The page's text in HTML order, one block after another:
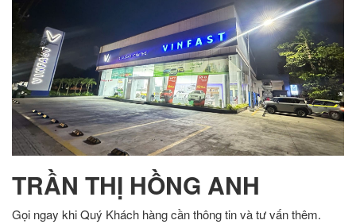
TRẦN THỊ HỒNG ANH
Gọi ngay khi Quý Khách hàng cần thông tin và tư vấn thêm.